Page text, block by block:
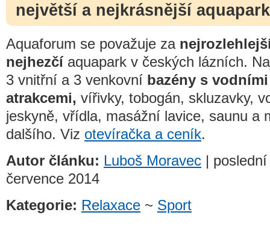
největší a nejkrásnější
Aquaforum se považuje za
nejhezčíaquapark v českých lázních.
3 vnitřní a 3 venkovní bazény s vodními
atrakcemi, vířivky, tobogán, skluzavky,
jeskyně, vřídla, masážní lavice, saunu a
dalšího. Viz otevíračka a ceník.
Autor článku: Luboš Moravec |
července 2014
Kategorie: Relaxace ~ Sport